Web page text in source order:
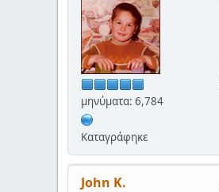
μηνύματα: 6,784
Καταγράφηκε
John K.